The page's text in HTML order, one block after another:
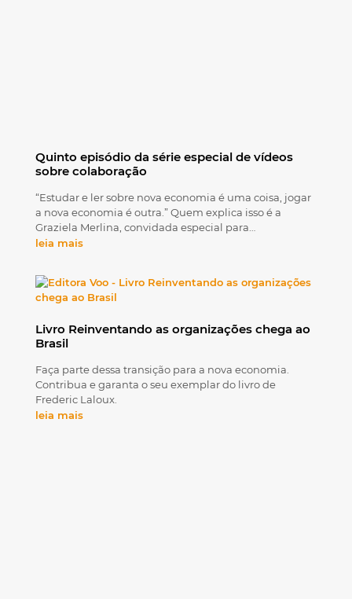
Quinto episódio da série especial de vídeos
sobre colaboração
“Estudar e ler sobre nova economia é uma coisa, jogar
a nova economia é outra.” Quem explica isso é a
Graziela Merlina, convidada especial para…
leia mais
Livro Reinventando as organizações chega ao
Brasil
Faça parte dessa transição para a nova economia.
Contribua e garanta o seu exemplar do livro de
Frederic Laloux.
leia mais